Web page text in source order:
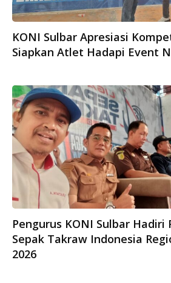
KONI Sulbar Apresiasi
Siapkan Atlet Hadapi Event
Pengurus KONI Sulbar Hadiri
Sepak Takraw Indonesia
2026